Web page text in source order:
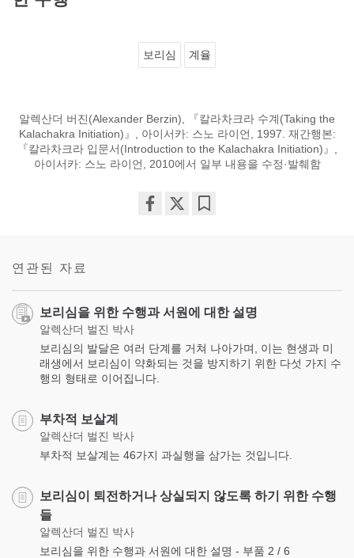
보리심 계율
알렉산더 버진(Alexander Berzin), 『칼라차크라 수계(Taking the
Kalachakra Initiation)』, 아이서카: 스노 라이언, 1997. 재간행본:
『칼라차크라 입문서(Introduction to the Kalachakra Initiation)』,
아이서카: 스노 라이언, 2010에서 일부 내용을 수정·발췌함
연관된 자료
보리심을 위한 수행과 서원에 대한 설명
알렉산더 벌진 박사
보리심의 발달은 여러 단계를 거쳐 나아가며, 이는 현생과 미
래생에서 보리심이 약화되는 것을 방지하기 위한 다섯 가지 수
행의 형태로 이어집니다.
부차적 보살계
알렉산더 벌진 박사
부차적 보살계는 46가지 과실행을 삼가는 것입니다.
보리심이 퇴전하거나 상실되지 않도록 하기 위한 수행
들
알렉산더 벌진 박사
보리심을 위한 수행과 서원에 대한 설명 - 부품 2 / 6